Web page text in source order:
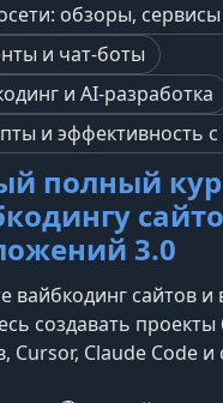
обзоры,
и чат-боты
и AI-разработка
и эффективность
полный
3.0
вайбкодинг сайтов
создавать
Cursor, Claude Code
разработки.